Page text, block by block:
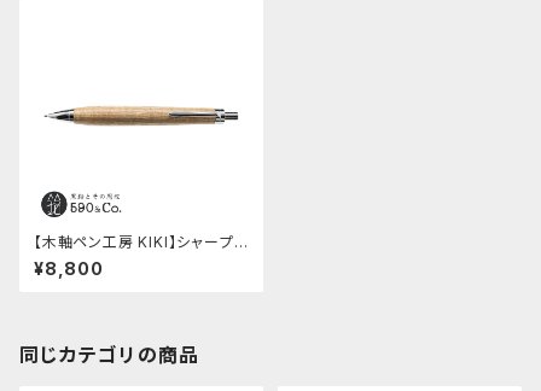
【木軸ペン工房 KIKI】シャープ
ペンシル (セン 縮み杢)
¥8,800
同じカテゴリの商品